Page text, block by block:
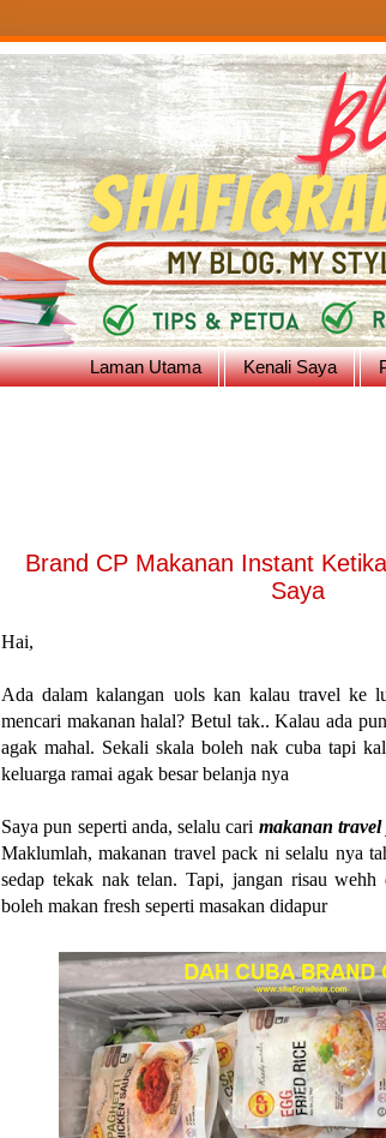
Laman Utama Kenali Saya
Brand CP Makanan Instant
Saya
Hai,
Ada dalam kalangan uols kan kalau travel ke
mencari makanan halal? Betul tak.. Kalau ada
agak mahal. Sekali skala boleh nak cuba tapi
keluarga ramai agak besar belanja nya
Saya pun seperti anda, selalu cari makanan travel
Maklumlah, makanan travel pack ni selalu nya
sedap tekak nak telan. Tapi, jangan risau wehh
boleh makan fresh seperti masakan didapur